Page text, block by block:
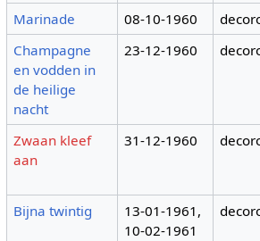
Marinade 08-10-1960
Champagne
en vodden in
de heilige
nacht
23-12-1960
Zwaan kleef
aan
31-12-1960
Bijna twintig
13-01-1961,
10-02-1961